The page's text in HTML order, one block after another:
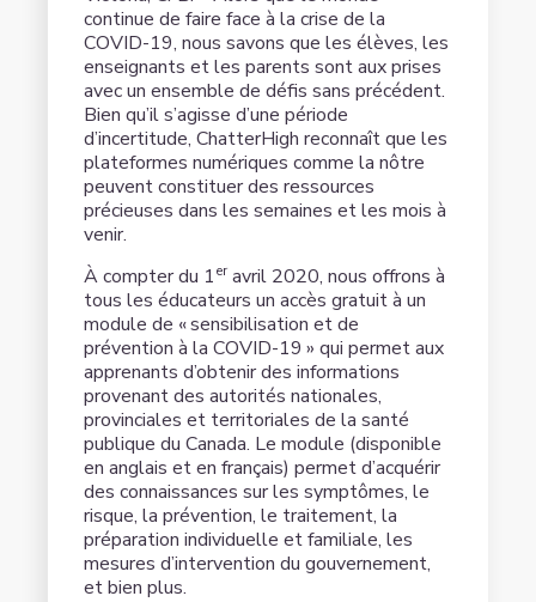
continue de faire face à la crise de la
COVID-19, nous savons que les élèves, les
enseignants et les parents sont aux prises
avec un ensemble de défis sans précédent.
Bien qu’il s’agisse d’une période
d’incertitude, ChatterHigh reconnaît que les
plateformes numériques comme la nôtre
peuvent constituer des ressources
précieuses dans les semaines et les mois à
venir.
À compter du 1eravril 2020, nous offrons à
tous les éducateurs un accès gratuit à un
module de « sensibilisation et de
prévention à la COVID-19 » qui permet aux
apprenants d’obtenir des informations
provenant des autorités nationales,
provinciales et territoriales de la santé
publique du Canada. Le module (disponible
en anglais et en français) permet d’acquérir
des connaissances sur les symptômes, le
risque, la prévention, le traitement, la
préparation individuelle et familiale, les
mesures d’intervention du gouvernement,
et bien plus.